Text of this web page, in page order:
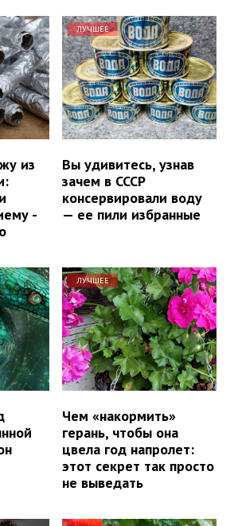
из
-
ЛУЧШЕЕ
Вы удивитесь, узнав
зачем в СССР
консервировали воду
— ее пили избранные
ЛУЧШЕЕ
Чем «накормить»
герань, чтобы она
цвела год напролет:
этот секрет так просто
не выведать